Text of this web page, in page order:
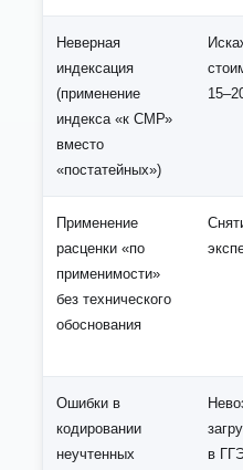
Неверная
индексация
(применение
индекса «к СМР»
вместо
«постатейных»)
Применение
расценки «по
применимости»
без технического
обоснования
Ошибки в
кодировании
неучтенных
в